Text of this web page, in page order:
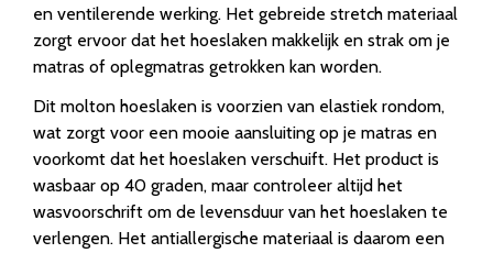
en ventilerende werking. Het gebreide stretch materiaal
zorgt ervoor dat het hoeslaken makkelijk en strak om je
matras of oplegmatras getrokken kan worden.
Dit molton hoeslaken is voorzien van elastiek rondom,
wat zorgt voor een mooie aansluiting op je matras en
voorkomt dat het hoeslaken verschuift. Het product is
wasbaar op 40 graden, maar controleer altijd het
wasvoorschrift om de levensduur van het hoeslaken te
verlengen. Het antiallergische materiaal is daarom een